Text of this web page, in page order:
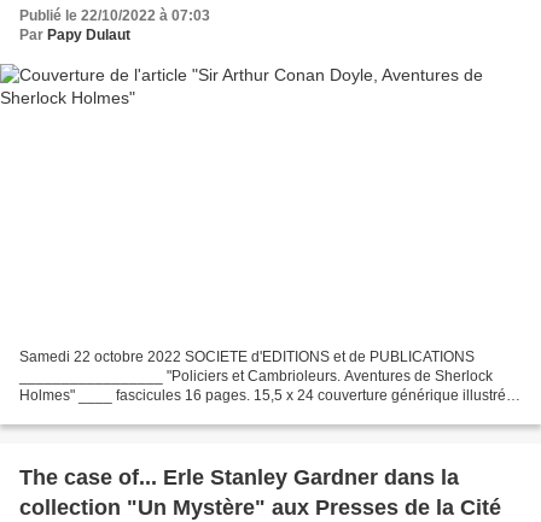
Publié le 22/10/2022 à 07:03
Par Papy Dulaut
Samedi 22 octobre 2022 SOCIETE d'EDITIONS et de PUBLICATIONS
_________________ "Policiers et Cambrioleurs. Aventures de Sherlock
Holmes" ____ fascicules 16 pages. 15,5 x 24 couverture générique illustrée
The case of... Erle Stanley Gardner dans la
collection "Un Mystère" aux Presses de la Cité